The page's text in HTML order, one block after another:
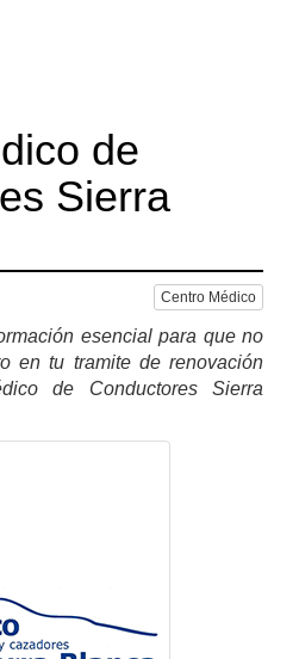
de
Sierra
Centro Médico
esencial para que no
en tu tramite de renovación
de Conductores Sierra